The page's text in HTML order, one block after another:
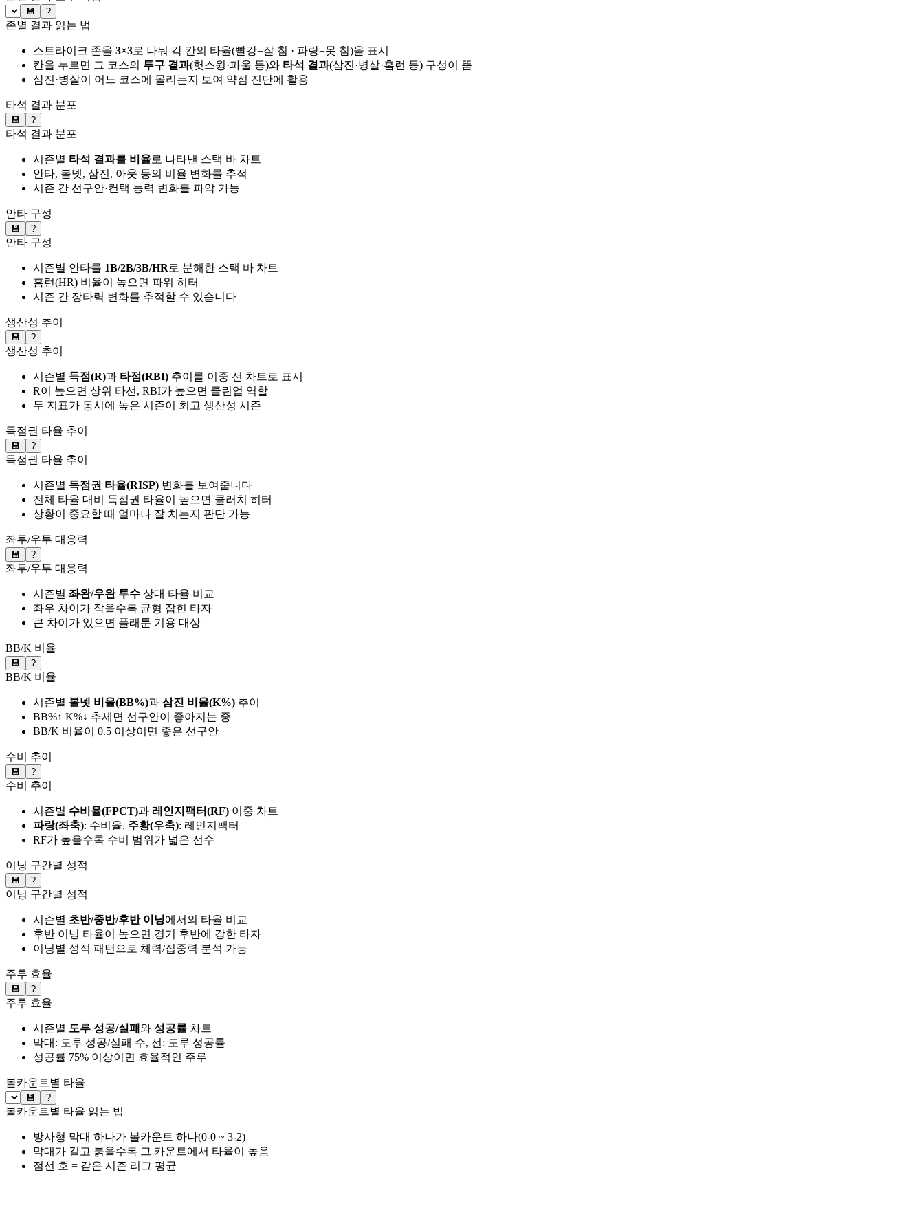
💾 ?
존별 결과 읽는 법
스트라이크 존을 3×3로 나눠 각 칸의 타율(빨강=잘 침 · 파랑=못 침)을 표시
칸을 누르면 그 코스의 투구 결과(헛스윙·파울 등)와 타석 결과(삼진·병살·홈런 등) 구성이 뜸
삼진·병살이 어느 코스에 몰리는지 보여 약점 진단에 활용
타석 결과 분포
💾 ?
타석 결과 분포
시즌별 타석 결과를 비율로 나타낸 스택 바 차트
안타, 볼넷, 삼진, 아웃 등의 비율 변화를 추적
시즌 간 선구안·컨택 능력 변화를 파악 가능
안타 구성
💾 ?
안타 구성
시즌별 안타를 1B/2B/3B/HR로 분해한 스택 바 차트
홈런(HR) 비율이 높으면 파워 히터
시즌 간 장타력 변화를 추적할 수 있습니다
생산성 추이
💾 ?
생산성 추이
시즌별 득점(R)과 타점(RBI) 추이를 이중 선 차트로 표시
R이 높으면 상위 타선, RBI가 높으면 클린업 역할
두 지표가 동시에 높은 시즌이 최고 생산성 시즌
득점권 타율 추이
💾 ?
득점권 타율 추이
시즌별 득점권 타율(RISP) 변화를 보여줍니다
전체 타율 대비 득점권 타율이 높으면 클러치 히터
상황이 중요할 때 얼마나 잘 치는지 판단 가능
좌투/우투 대응력
💾 ?
좌투/우투 대응력
시즌별 좌완/우완 투수 상대 타율 비교
좌우 차이가 작을수록 균형 잡힌 타자
큰 차이가 있으면 플래툰 기용 대상
BB/K 비율
💾 ?
BB/K 비율
시즌별 볼넷 비율(BB%)과 삼진 비율(K%) 추이
BB%↑ K%↓ 추세면 선구안이 좋아지는 중
BB/K 비율이 0.5 이상이면 좋은 선구안
수비 추이
💾 ?
수비 추이
시즌별 수비율(FPCT)과 레인지팩터(RF) 이중 차트
파랑(좌축): 수비율, 주황(우축): 레인지팩터
RF가 높을수록 수비 범위가 넓은 선수
이닝 구간별 성적
💾 ?
이닝 구간별 성적
시즌별 초반/중반/후반 이닝에서의 타율 비교
후반 이닝 타율이 높으면 경기 후반에 강한 타자
이닝별 성적 패턴으로 체력/집중력 분석 가능
주루 효율
💾 ?
주루 효율
시즌별 도루 성공/실패와 성공률 차트
막대: 도루 성공/실패 수, 선: 도루 성공률
성공률 75% 이상이면 효율적인 주루
볼카운트별 타율
💾 ?
볼카운트별 타율 읽는 법
방사형 막대 하나가 볼카운트 하나(0-0 ~ 3-2)
막대가 길고 붉을수록 그 카운트에서 타율이 높음
점선 호 = 같은 시즌 리그 평균